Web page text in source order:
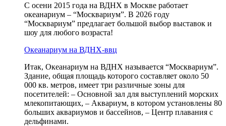
С осени 2015 года на ВДНХ в Москве работает
океанариум – “Москвариум”. В 2026 году
“Москвариум” предлагает большой выбор выставок и
шоу для любого возраста!
Океанариум на ВДНХ-ввц
Итак, Океанариум на ВДНХ называется “Москвариум”.
Здание, общая площадь которого составляет около 50
000 кв. метров, имеет три различные зоны для
посетителей: – Основной зал для выступлений морских
млекопитающих, – Аквариум, в котором установлены 80
больших аквариумов и бассейнов, – Центр плавания с
дельфинами.